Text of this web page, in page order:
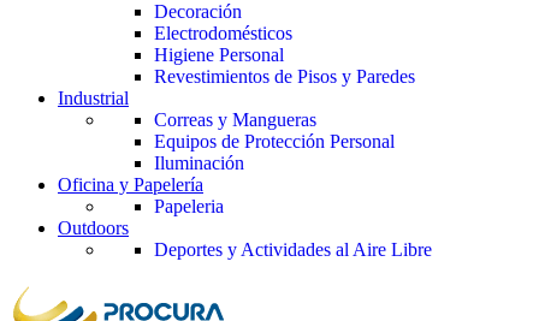
Decoración
Electrodomésticos
Higiene Personal
Revestimientos de Pisos y Paredes
Industrial
Correas y Mangueras
Equipos de Protección Personal
Iluminación
Oficina y Papelería
Papeleria
Outdoors
Deportes y Actividades al Aire Libre